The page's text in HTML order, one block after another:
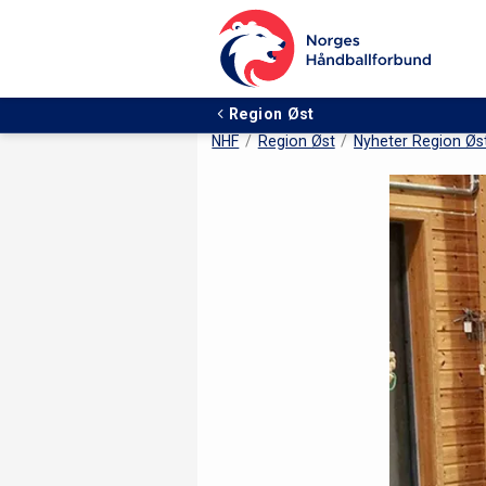
Region Øst
NHF
Region Øst Nyheter Region